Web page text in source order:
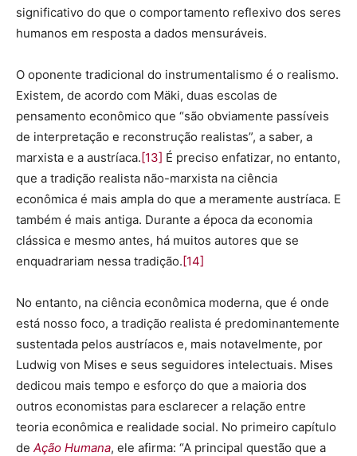
significativo do que o comportamento reflexivo dos seres
humanos em resposta a dados mensuráveis.
O oponente tradicional do instrumentalismo é o realismo.
Existem, de acordo com Mäki, duas escolas de
pensamento econômico que “são obviamente passíveis
de interpretação e reconstrução realistas”, a saber, a
marxista e a austríaca.[13] É preciso enfatizar, no entanto,
que a tradição realista não-marxista na ciência
econômica é mais ampla do que a meramente austríaca. E
também é mais antiga. Durante a época da economia
clássica e mesmo antes, há muitos autores que se
enquadrariam nessa tradição.[14]
No entanto, na ciência econômica moderna, que é onde
está nosso foco, a tradição realista é predominantemente
sustentada pelos austríacos e, mais notavelmente, por
Ludwig von Mises e seus seguidores intelectuais. Mises
dedicou mais tempo e esforço do que a maioria dos
outros economistas para esclarecer a relação entre
teoria econômica e realidade social. No primeiro capítulo
de Ação Humana, ele afirma: “A principal questão que a